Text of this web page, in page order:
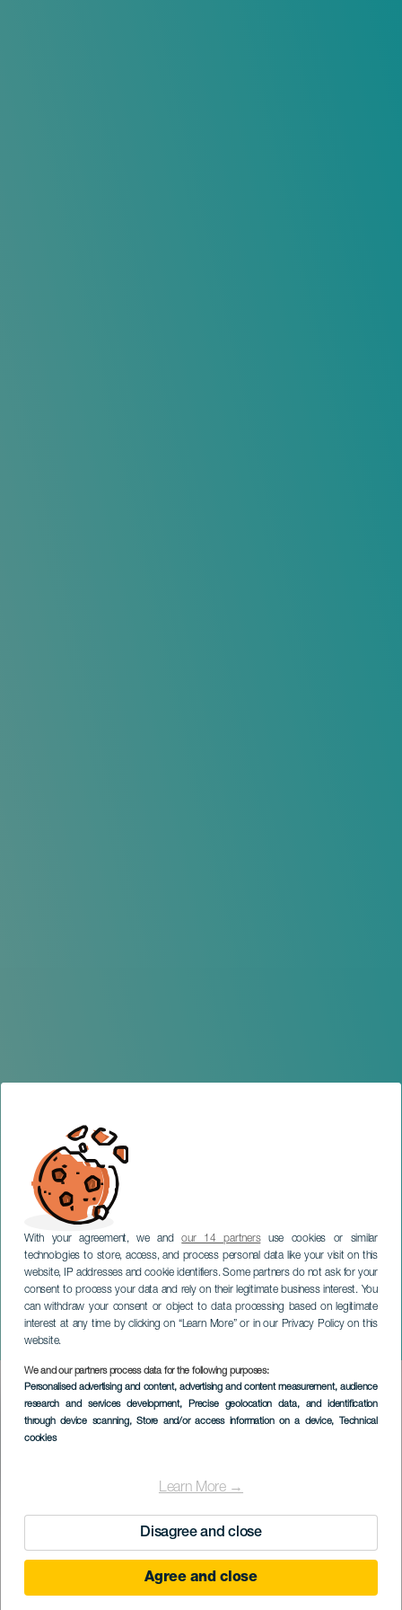
With your agreement, we andour 14 partnersuse cookies or similar
technologies to store, access, and process personal data like your visit on this
website, IP addresses and cookie identifiers. Some partners do not ask for your
consent to process your data and rely on their legitimate business interest. You
can withdraw your consent or object to data processing based on legitimate
interest at any time by clicking on “Learn More” or in our Privacy Policy on this
website.
We and our partners process data for the following purposes:
Personalised advertising and content, advertising and content measurement, audience
research and services development, Precise geolocation data, and identification
through device scanning, Store and/or access information on a device, Technical
cookies
Learn More →
Disagree and close
Agree and close
Teneriffan
karnevaalikuningatar -
gaala
TENERIFFA
Imagen
Listado
TOTEUTUNUT TAPAHTUMA